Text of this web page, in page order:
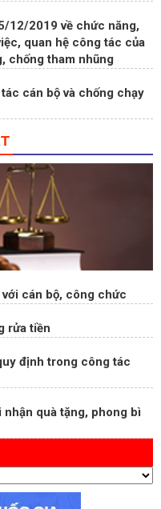
chống tham nhũng
cán bộ và chống chạy
cán bộ, công chức
rửa tiền
định trong công tác
quà tặng, phong bì